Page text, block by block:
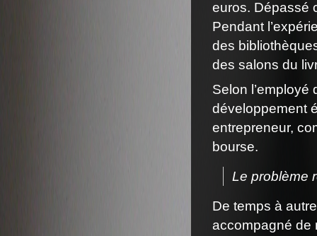
euros. Dépassé
Pendant
des
des salons du
Selon l’employé
développement
entrepreneur,
bourse.
Le problème
De temps à
accompagné de